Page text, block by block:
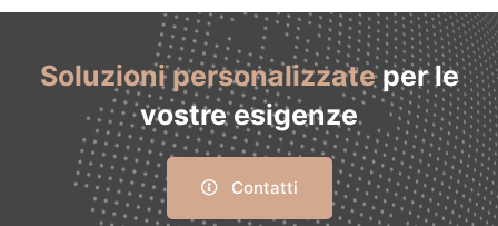
Soluzioni personalizzateper le
vostre esigenze
Contatti